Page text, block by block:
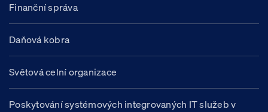
Finanční správa
Daňová kobra
Světová celní organizace
Poskytování systémových integrovaných IT služeb v